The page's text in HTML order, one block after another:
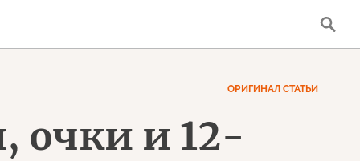
ОРИГИНАЛ СТАТЬИ
очки и 12-